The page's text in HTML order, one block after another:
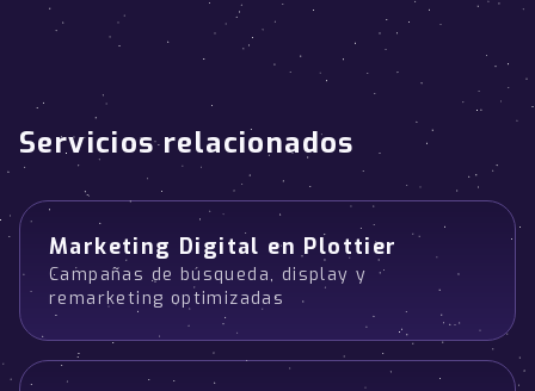
Servicios relacionados
Marketing Digital en Plottier
Campañas de búsqueda, display y
remarketing optimizadas